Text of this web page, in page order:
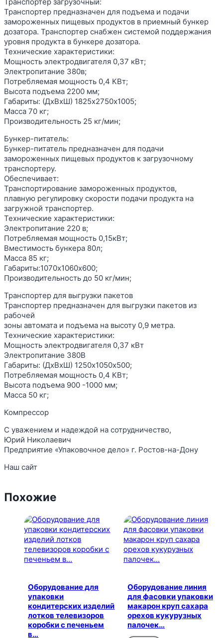
Транспортер предназначен для подъема и подачи
замороженных пищевых продуктов в приемный бункер
дозатора. Транспортер снабжен системой поддержания
уровня продукта в бункере дозатора.
Технические характеристики:
Мощность электродвигателя 0,37 кВт;
Электропитание 380в;
Потребляемая мощность 0,4 КВт;
Высота подъема 2200 мм;
Габариты: (ДхВхШ) 1825х2750х1005;
Масса 70 кг;
Производительность 25 кг/мин;
Бункер-питатель:
Бункер-питатель предназначен для подачи
замороженных пищевых продуктов к загрузочному
транспортеру.
Обеспечивает:
Транспортирование замороженных продуктов,
плавную регулировку скорости подачи продукта на
загружной транспортер.
Технические характеристики:
Электропитание 220 в;
Потребляемая мощность 0,15кВт;
Вместимость бункера 80л;
Масса 85 кг;
Габариты:1070х1060х600;
Производительность до 50 кг/мин;
Транспортер для выгрузки пакетов
Транспортер предназначен для выгрузки пакетов из
рабочей
зоны автомата и подъема на высоту 0,9 метра.
Технические характеристики:
Мощность электродвигателя 0,37 кВт
Электропитание 380В
Габариты: (ДхВхШ) 1250х1050х500;
Потребляемая мощность 0,4 КВт;
Высота подъема 900 -1000 мм;
Масса 50 кг;
Компрессор
С уважением и надеждой на сотрудничество,
Юрий Николаевич
Предприятие «Упаковочное дело» г. Ростов-на-Дону
Наш сайт
Похожие
Оборудование для
упаковки
кондитерских изделий
лотков телевизоров
коробки с печеньем
в…
Оборудование линия
для фасовки упаковки
макарон круп сахара
орехов кукурузных
палочек…